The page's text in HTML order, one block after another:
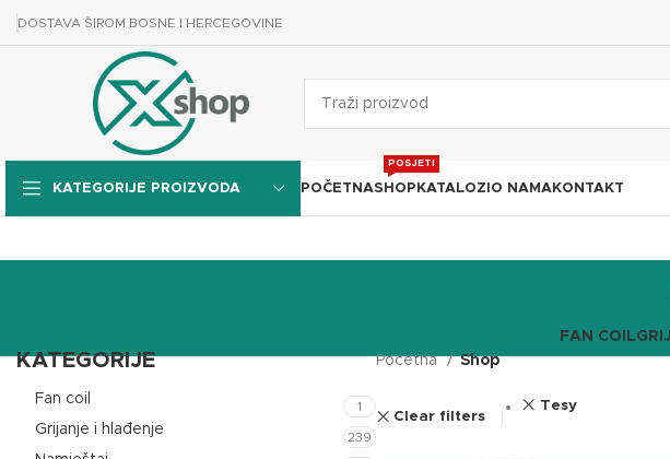
DOSTAVA ŠIROM BOSNE I HERCEGOVINE
KATEGORIJE PROIZVODA POČETNASHOP
POSJETI
KATALOZI O NAMA KONTAKT
FAN COIL
KATEGORIJE
Fan coil 1
Grijanje i hlađenje 239
Početna Shop
Clear filters
Tesy